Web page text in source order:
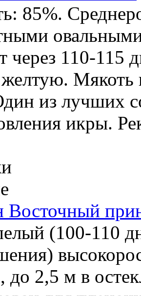
85%.
через 110-115
Мякоть
из лучших
икры.
Восточный
(100-110
до 2,5 м в